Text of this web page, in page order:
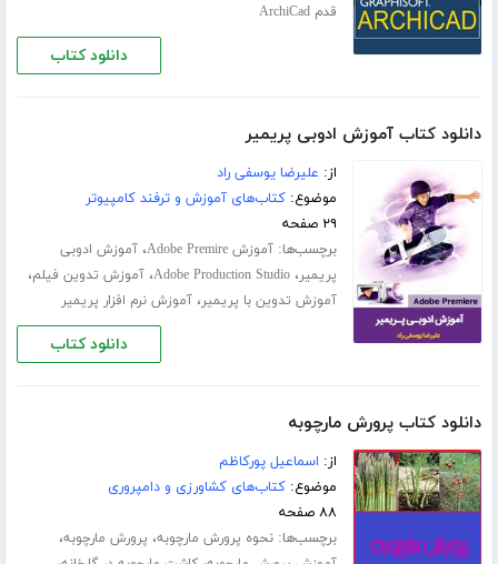
قدم ArchiCad
دانلود کتاب
دانلود کتاب آموزش ادوبی پریمیر
از: علیرضا یوسفی راد
موضوع:کتاب‌های آموزش و ترفند کامپیوتر
۲۹ صفحه
برچسب‌ها:آموزش Adobe Premire ،آموزش ادوبی
پریمیر،Adobe Production Studio،آموزش تدوین فیلم،
آموزش تدوین با پریمیر،آموزش نرم افزار پریمیر
دانلود کتاب
دانلود کتاب پرورش مارچوبه
از: اسماعیل پورکاظم
موضوع:کتاب‌های کشاورزی و دامپروری
۸۸ صفحه
برچسب‌ها:نحوه پرورش مارچوبه، پرورش مارچوبه،